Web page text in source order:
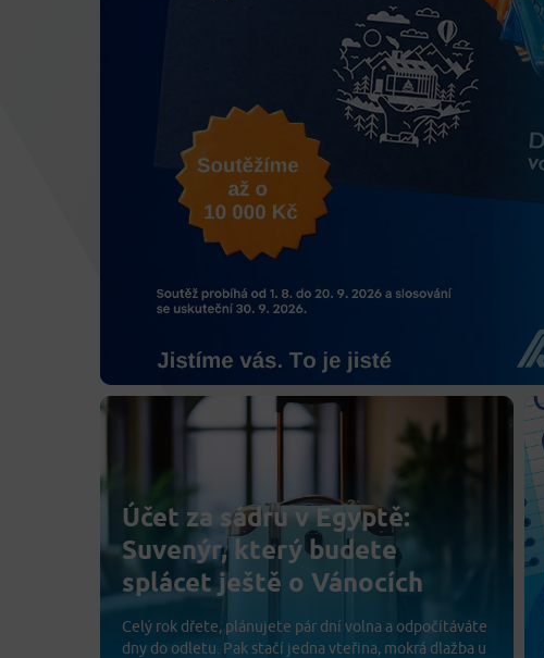
Účet za sádru v Egyptě:
Suvenýr, který budete
splácet ještě o Vánocích
Celý rok dřete, plánujete pár dní volna a odpočítáváte
dny do odletu. Pak stačí jedna vteřina, mokrá dlažba u